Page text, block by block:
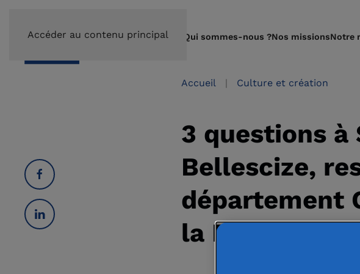
Accéder au contenu principal Qui sommes-nous ?Nos missionsNotre
Accueil Culture et création
3 questions à
Bellescize,
département
la Fondation